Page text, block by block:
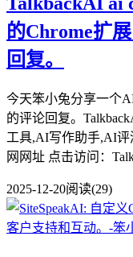
的Chrome扩
回复。
今天笨小兔分享一个
的评论回复。
工具,AI写作助手,AI
网网址 点击访问：
2025-12-20阅读(29)